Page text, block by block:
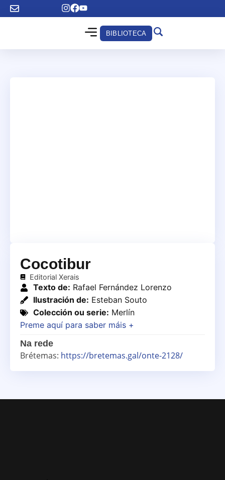
BIBLIOTECA
Cocotibur
Editorial Xerais
Texto de: Rafael Fernández Lorenzo
Ilustración de: Esteban Souto
Colección ou serie: Merlín
Preme aquí para saber máis +
Na rede
Brétemas: https://bretemas.gal/onte-2128/